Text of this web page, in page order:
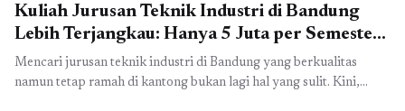
Kuliah Jurusan Teknik Industri di Bandung
Lebih Terjangkau: Hanya 5 Juta per Semester
di Universitas Ma’soem
Mencari jurusan teknik industri di Bandung yang berkualitas
namun tetap ramah di kantong bukan lagi hal yang sulit. Kini,